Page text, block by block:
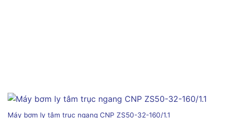
Máy bơm ly tâm trục ngang CNP ZS50-32-160/1.1